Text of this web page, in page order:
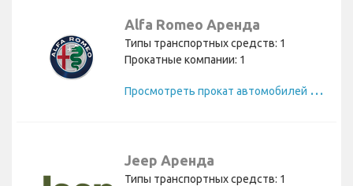
Alfa Romeo Аренда
Типы транспортных средств: 1
Прокатные компании: 1
П
росмотреть прокат автомобилей Alfa Romeo
Jeep Аренда
Типы транспортных средств: 1